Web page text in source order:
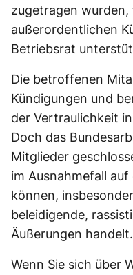
zugetragen
außerordentlichen
Betriebsrat
Die betroffenen
Kündigungen und
der Vertraulichkeit
Doch das
Mitglieder
im Ausnahmefall
können,
beleidigende,
Äußerungen
Wenn Sie sich über